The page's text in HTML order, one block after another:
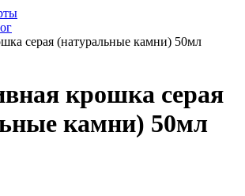
серая (натуральные камни) 50мл
крошка серая
камни) 50мл